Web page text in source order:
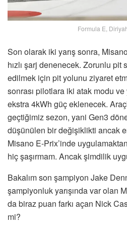
Formula E,
Son olarak iki yarış sonra,
hızlı şarj denenecek. Zorunlu pit
edilmek için pit yolunu ziyaret
sonrası pilotlara iki atak modu ve
ekstra 4kWh güç eklenecek.
geçtiğimiz sezon, yani Gen3
düşünülen bir değişiklikti ancak
Misano E-Prix’inde
hiç şaşırmam. Ancak şimdilik
Bakalım son şampiyon Jake
şampiyonluk yarışında var olan
da biraz puan farkı açan Nick
mi?